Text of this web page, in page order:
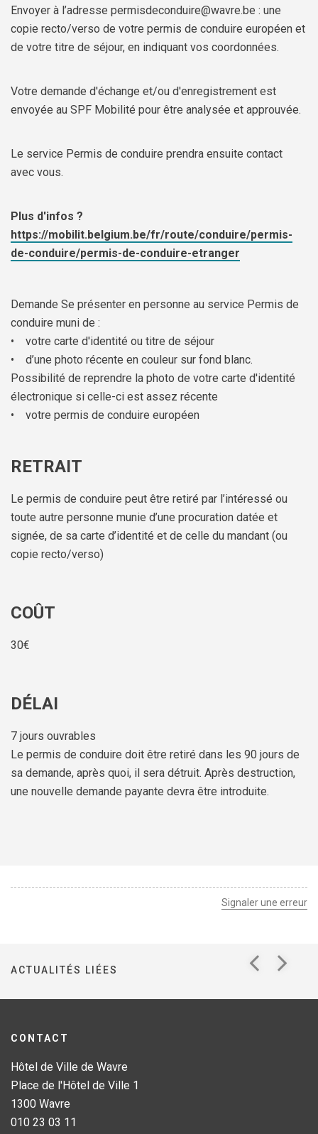
Envoyer à l’adresse permisdeconduire@wavre.be : une
copie recto/verso de votre permis de conduire européen et
de votre titre de séjour, en indiquant vos coordonnées.
Votre demande d'échange et/ou d'enregistrement est
envoyée au SPF Mobilité pour être analysée et approuvée.
Le service Permis de conduire prendra ensuite contact
avec vous.
Plus d'infos ?
https://mobilit.belgium.be/fr/route/conduire/permis-
de-conduire/permis-de-conduire-etranger
Demande Se présenter en personne au service Permis de
conduire muni de :
• votre carte d'identité ou titre de séjour
• d’une photo récente en couleur sur fond blanc.
Possibilité de reprendre la photo de votre carte d'identité
électronique si celle-ci est assez récente
• votre permis de conduire européen
RETRAIT
Le permis de conduire peut être retiré par l’intéressé ou
toute autre personne munie d’une procuration datée et
signée, de sa carte d’identité et de celle du mandant (ou
copie recto/verso)
COÛT
30€
DÉLAI
7 jours ouvrables
Le permis de conduire doit être retiré dans les 90 jours de
sa demande, après quoi, il sera détruit. Après destruction,
une nouvelle demande payante devra être introduite.
Signaler une erreur
ACTUALITÉS LIÉES
CONTACT
Hôtel de Ville de Wavre
Place de l'Hôtel de Ville 1
1300 Wavre
010 23 03 11